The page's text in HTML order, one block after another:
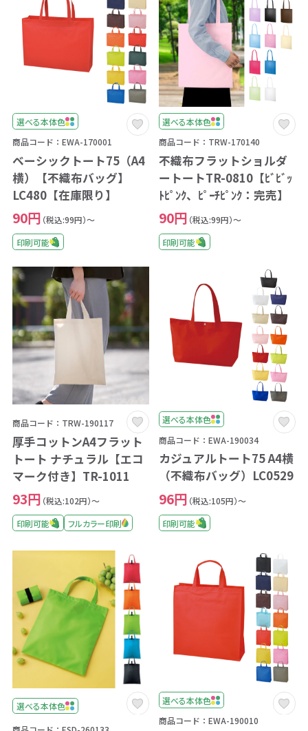
選べる本体色
商品コード：EWA-170001
ベーシックトート75（A4
横）【不織布バッグ】
LC480【在庫限り】
90円 （税込:99円）～
印刷可能
選べる本体色
商品コード：TRW-170140
不織布フラットショルダ
ートートTR-0810【ﾋﾞﾋﾞｯ
ﾄﾋﾟﾝｸ、ﾋﾟｰﾁﾋﾟﾝｸ：完売】
90円 （税込:99円）～
印刷可能
商品コード：TRW-190117
厚手コットンA4フラット
トート ナチュラル【エコ
マーク付き】TR-1011
93円 （税込:102円）～
印刷可能
フルカラー印刷
選べる本体色
商品コード：EWA-190034
カジュアルトート75 A4横
（不織布バッグ）LC0529
96円 （税込:105円）～
印刷可能
選べる本体色
選べる本体色
商品コード：EWA-190010